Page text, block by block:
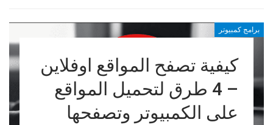
برامج كمبيوتر
كيفية تصفح المواقع اوفلاين
– 4 طرق لتحميل المواقع
على الكمبيوتر وتصفحها